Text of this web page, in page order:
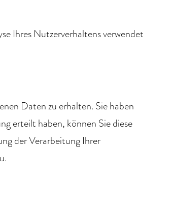
Ihres Nutzerverhaltens verwendet
Daten zu erhalten. Sie haben
erteilt haben, können Sie diese
der Verarbeitung Ihrer